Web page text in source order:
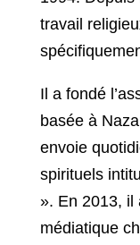
travail
Il a fondé
basée à
envoie
spirituels
». En 2013, il
médiatique